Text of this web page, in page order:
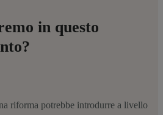
in questo
riforma potrebbe introdurre a livello